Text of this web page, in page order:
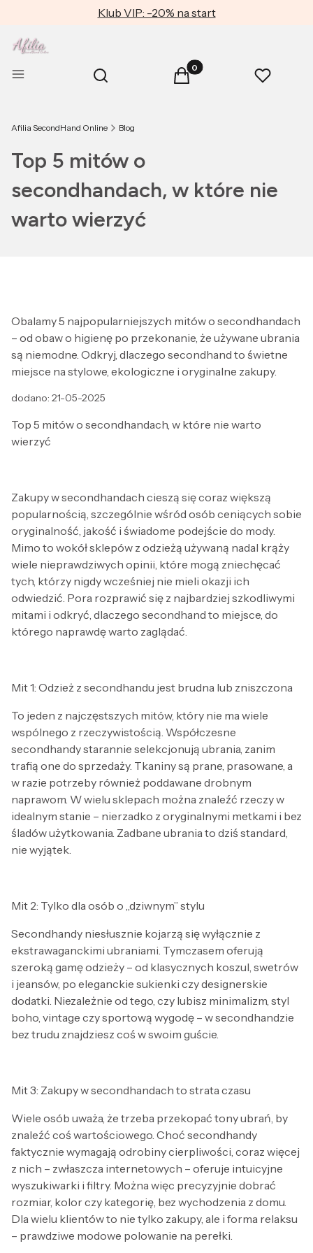
Klub VIP: -20% na start
Menu Otwórz wyszukiwarkę
Szukaj Produkty w koszyku: 0.
Koszyk Ulubione
Afilia SecondHand Online Blog
Top 5 mitów o
secondhandach, w które nie
warto wierzyć
Obalamy 5 najpopularniejszych mitów o secondhandach
– od obaw o higienę po przekonanie, że używane ubrania
są niemodne. Odkryj, dlaczego secondhand to świetne
miejsce na stylowe, ekologiczne i oryginalne zakupy.
dodano: 21-05-2025
Top 5 mitów o secondhandach, w które nie warto
wierzyć
Zakupy w secondhandach cieszą się coraz większą
popularnością, szczególnie wśród osób ceniących sobie
oryginalność, jakość i świadome podejście do mody.
Mimo to wokół sklepów z odzieżą używaną nadal krąży
wiele nieprawdziwych opinii, które mogą zniechęcać
tych, którzy nigdy wcześniej nie mieli okazji ich
odwiedzić. Pora rozprawić się z najbardziej szkodliwymi
mitami i odkryć, dlaczego secondhand to miejsce, do
którego naprawdę warto zaglądać.
Mit 1: Odzież z secondhandu jest brudna lub zniszczona
To jeden z najczęstszych mitów, który nie ma wiele
wspólnego z rzeczywistością. Współczesne
secondhandy starannie selekcjonują ubrania, zanim
trafią one do sprzedaży. Tkaniny są prane, prasowane, a
w razie potrzeby również poddawane drobnym
naprawom. W wielu sklepach można znaleźć rzeczy w
idealnym stanie – nierzadko z oryginalnymi metkami i bez
śladów użytkowania. Zadbane ubrania to dziś standard,
nie wyjątek.
Mit 2: Tylko dla osób o „dziwnym” stylu
Secondhandy niesłusznie kojarzą się wyłącznie z
ekstrawaganckimi ubraniami. Tymczasem oferują
szeroką gamę odzieży – od klasycznych koszul, swetrów
i jeansów, po eleganckie sukienki czy designerskie
dodatki. Niezależnie od tego, czy lubisz minimalizm, styl
boho, vintage czy sportową wygodę – w secondhandzie
bez trudu znajdziesz coś w swoim guście.
Mit 3: Zakupy w secondhandach to strata czasu
Wiele osób uważa, że trzeba przekopać tony ubrań, by
znaleźć coś wartościowego. Choć secondhandy
faktycznie wymagają odrobiny cierpliwości, coraz więcej
z nich – zwłaszcza internetowych – oferuje intuicyjne
wyszukiwarki i filtry. Można więc precyzyjnie dobrać
rozmiar, kolor czy kategorię, bez wychodzenia z domu.
Dla wielu klientów to nie tylko zakupy, ale i forma relaksu
– prawdziwe modowe polowanie na perełki.